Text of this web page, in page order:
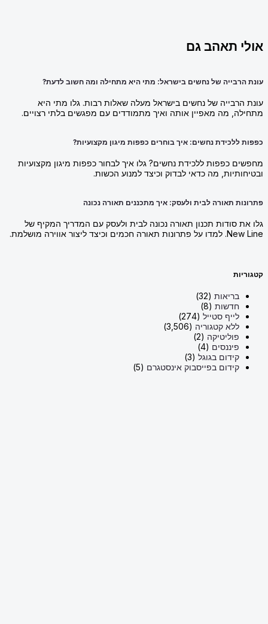
אולי תאהב גם
עונת הרבייה של נחשים בישראל: מתי היא מתחילה ומה חשוב לדעת?
עונת הרבייה של נחשים בישראל מעלה שאלות רבות. גלו מתי היא
מתחילה, מה מאפיין אותה ואיך מתמודדים עם מפגשים בלתי רצויים.
כפפות ללכידת נחשים: איך בוחרים כפפות מיגון מקצועיות?
מחפשים כפפות ללכידת נחשים? גלו איך לבחור כפפות מיגון מקצועיות
ובטיחותיות, מה כדאי לבדוק וכיצד למנוע הכשות.
פתרונות תאורה לבית ולעסק: איך מתכננים תאורה נכונה
גלו את סודות תכנון תאורה נכונה לבית ולעסק עם המדריך המקיף של
New Line. למדו על פתרונות תאורה חכמים וכיצד ליצור אווירה מושלמת.
קטגוריות
בריאות (32)
חדשות (8)
לייף סטייל (274)
ללא קטגוריה (3,506)
פוליטיקה (2)
פיננסים (4)
קידום בגוגל (3)
קידום בפייסבוק אינסטגרם (5)